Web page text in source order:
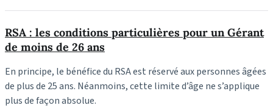
RSA : les conditions particulières pour un Gérant
de moins de 26 ans
En principe, le bénéfice du RSA est réservé aux personnes âgées
de plus de 25 ans. Néanmoins, cette limite d’âge ne s’applique
plus de façon absolue.